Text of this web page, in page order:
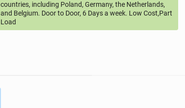
countries, including Poland, Germany, the Netherlands,
and Belgium. Door to Door, 6 Days a week. Low Cost,Part
Load